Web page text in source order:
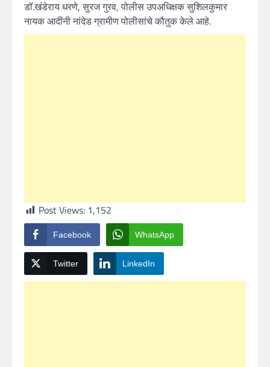
डॉ.खंडेराय धरणे, सुरज गुरव, पोलीस उपअधिक्षक सुशिलकुमार
नायक आदींनी नांदेड ग्रामीण पोलीसांचे कौतुक केले आहे.
Post Views: 1,152
Facebook WhatsApp
Twitter LinkedIn